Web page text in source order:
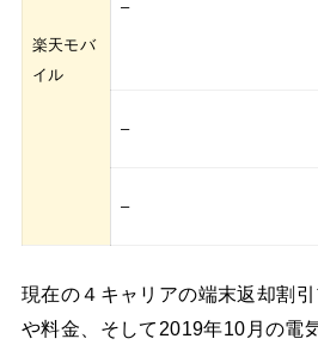
楽天モバ
イル
–
–
–
現在の４キャリアの端末返却割
や料金、そして2019年10月の電